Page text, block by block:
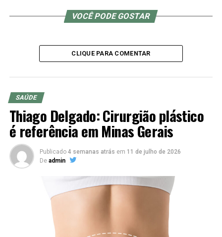
autoimunes. O filme oferece uma perspectiva única
mundo com seus tratamentos revolucionários.
VOCÊ PODE GOSTAR
CLIQUE PARA COMENTAR
SAÚDE
Thiago Delgado: Cirurgião plástico
é referência em Minas Gerais
Publicado 4 semanas atrás em 11 de julho de 2026
De admin